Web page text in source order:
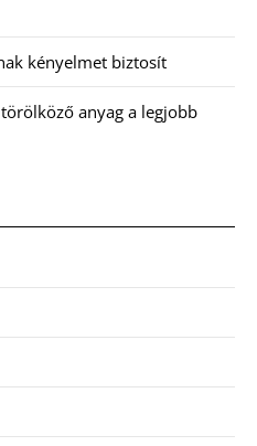
kényelmet biztosít
anyag a legjobb